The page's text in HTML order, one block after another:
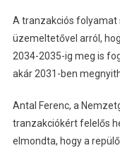
A tranzakciós folyamat
üzemeltetővel arról,
2034-2035-ig meg is
akár 2031-ben
Antal Ferenc, a
tranzakciókért felelős
elmondta, hogy a